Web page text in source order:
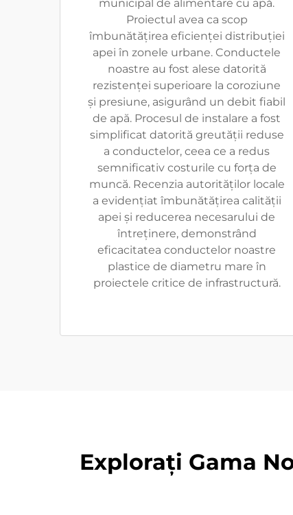
municipal de alimentare cu apă.
Proiectul avea ca scop
îmbunătățirea eficienței distribuției
apei în zonele urbane. Conductele
noastre au fost alese datorită
rezistenței superioare la coroziune
și presiune, asigurând un debit fiabil
de apă. Procesul de instalare a fost
simplificat datorită greutății reduse
a conductelor, ceea ce a redus
semnificativ costurile cu forța de
muncă. Recenzia autorităților locale
a evidențiat îmbunătățirea calității
apei și reducerea necesarului de
întreținere, demonstrând
eficacitatea conductelor noastre
plastice de diametru mare în
proiectele critice de infrastructură.
Explorați Gama